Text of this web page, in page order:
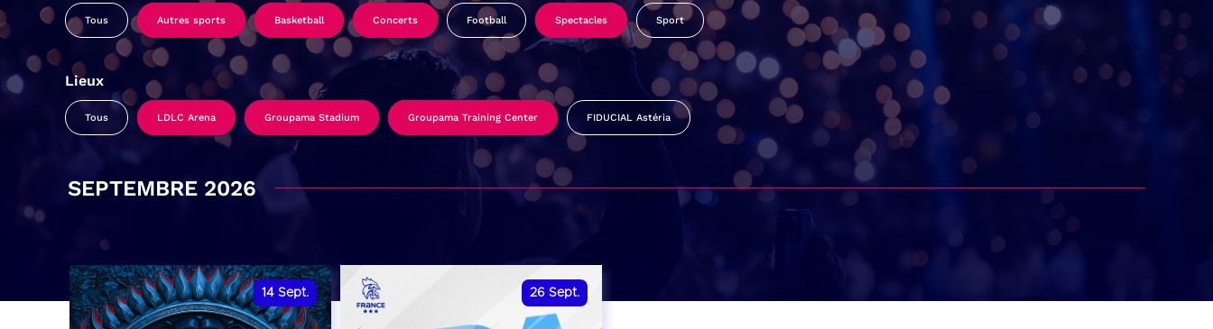
Tous Autres sports Basketball Concerts Football Spectacles Sport
Lieux
Tous LDLC Arena Groupama Stadium Groupama Training Center FIDUCIAL Astéria
SEPTEMBRE 2026
14 Sept. 26 Sept.